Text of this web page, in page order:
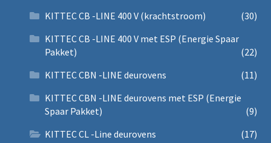
KITTEC CB -LINE 400 V (krachtstroom)
(30)
KITTEC CB -LINE 400 V met ESP (Energie Spaar
Pakket)
(22)
KITTEC CBN -LINE deurovens
(11)
KITTEC CBN -LINE deurovens met ESP (Energie
Spaar Pakket)
(9)
KITTEC CL -Line deurovens
(17)